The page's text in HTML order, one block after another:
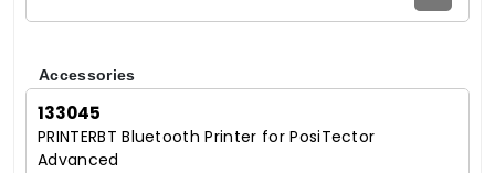
Accessories
133045
PRINTERBT Bluetooth Printer for PosiTector
Advanced